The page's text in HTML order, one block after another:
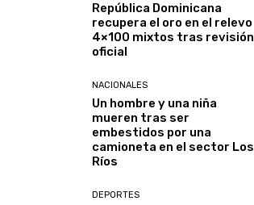
República Dominicana
recupera el oro en el relevo
4×100 mixtos tras revisión
oficial
NACIONALES
Un hombre y una niña
mueren tras ser
embestidos por una
camioneta en el sector Los
Ríos
DEPORTES